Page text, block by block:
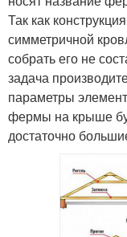
Так как
симметричной
собрать его не
задача
параметры
фермы на крыше
достаточно